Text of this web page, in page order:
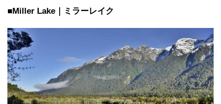
■Miller Lake｜ミラーレイク